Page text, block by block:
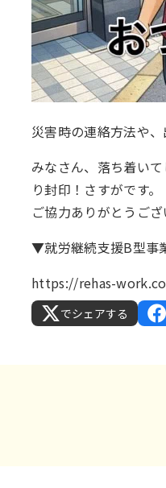
災害時の連絡方法や
みなさん、落ち着い
り封印！さすがです。
ご協力ありがとうござ
▼就労継続支援B型事
https://rehas-
でシェアする